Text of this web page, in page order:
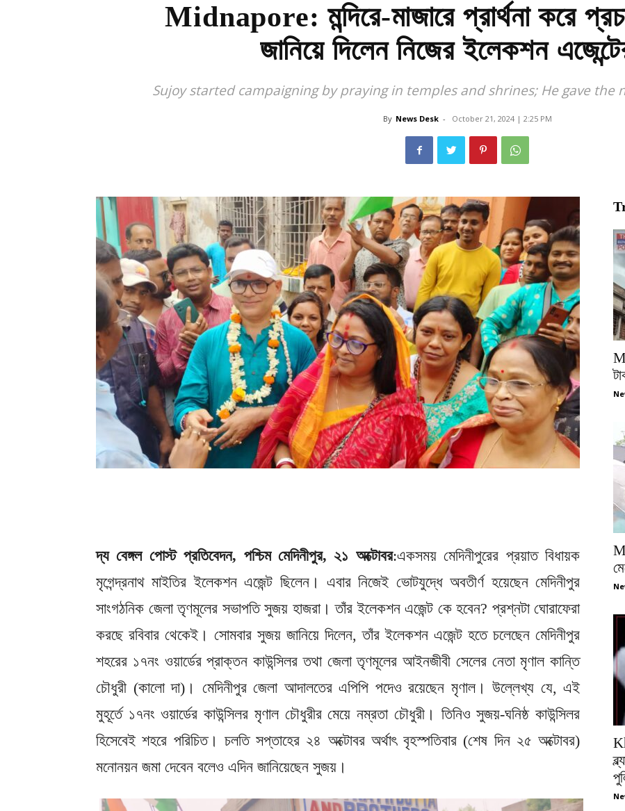
Midnapore: মন্দিরে-মাজারে প্রার্থনা করে
জানিয়ে দিলেন নিজের ইলেকশন
Sujoy started campaigning by praying in temples and shrines; He gave the
By News Desk - October 21, 2024 | 2:25 PM
দ্য বেঙ্গল পোস্ট প্রতিবেদন, পশ্চিম মেদিনীপুর, ২১ অক্টোবর:একসময় মেদিনীপুরের প্রয়াত বিধায়ক
মৃগেন্দ্রনাথ মাইতির ইলেকশন এজেন্ট ছিলেন। এবার নিজেই ভোটযুদ্ধে অবতীর্ণ হয়েছেন মেদিনীপুর
সাংগঠনিক জেলা তৃণমূলের সভাপতি সুজয় হাজরা। তাঁর ইলেকশন এজেন্ট কে হবেন? প্রশ্নটা ঘোরাফেরা
করছে রবিবার থেকেই। সোমবার সুজয় জানিয়ে দিলেন, তাঁর ইলেকশন এজেন্ট হতে চলেছেন মেদিনীপুর
শহরের ১৭নং ওয়ার্ডের প্রাক্তন কাউন্সিলর তথা জেলা তৃণমূলের আইনজীবী সেলের নেতা মৃণাল কান্তি
চৌধুরী (কালো দা)। মেদিনীপুর জেলা আদালতের এপিপি পদেও রয়েছেন মৃণাল। উল্লেখ্য যে, এই
মুহূর্তে ১৭নং ওয়ার্ডের কাউন্সিলর মৃণাল চৌধুরীর মেয়ে নম্রতা চৌধুরী। তিনিও সুজয়-ঘনিষ্ঠ কাউন্সিলর
হিসেবেই শহরে পরিচিত। চলতি সপ্তাহের ২৪ অক্টোবর অর্থাৎ বৃহস্পতিবার (শেষ দিন ২৫ অক্টোবর)
মনোনয়ন জমা দেবেন বলেও এদিন জানিয়েছেন সুজয়।